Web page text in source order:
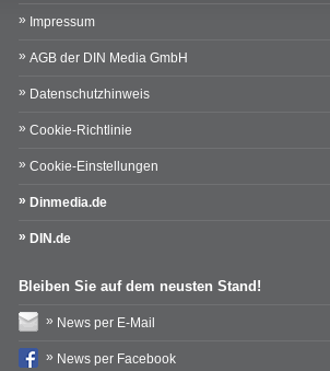
Impressum
AGB der DIN Media GmbH
Datenschutzhinweis
Cookie-Richtlinie
Cookie-Einstellungen
Dinmedia.de
DIN.de
Bleiben Sie auf dem neusten Stand!
News per E-Mail
News per Facebook